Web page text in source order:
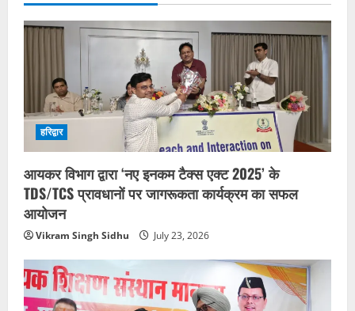
हरिद्वार
आयकर विभाग द्वारा ‘नए इनकम टैक्स एक्ट 2025’ के
TDS/TCS प्रावधानों पर जागरूकता कार्यक्रम का सफल
आयोजन
Vikram Singh Sidhu July 23, 2026